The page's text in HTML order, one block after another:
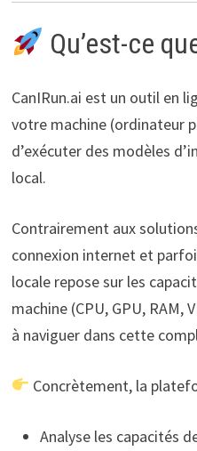
Qu’est-ce
CanIRun.ai est un outil en
votre machine (ordinateur
d’exécuter des modèles
local.
Contrairement aux
connexion internet et
locale repose sur les
machine (CPU, GPU, RAM,
à naviguer dans cette
Concrètement, la
Analyse les capacités